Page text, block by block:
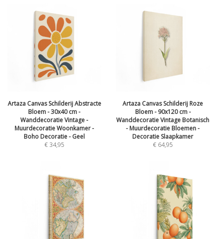
Artaza Canvas Schilderij Abstracte
Bloem - 30x40 cm -
Wanddecoratie Vintage -
Muurdecoratie Woonkamer -
Boho Decoratie - Geel
€34,95
Artaza Canvas Schilderij Roze
Bloem - 90x120 cm -
Wanddecoratie Vintage Botanisch
- Muurdecoratie Bloemen -
Decoratie Slaapkamer
€ 64,95